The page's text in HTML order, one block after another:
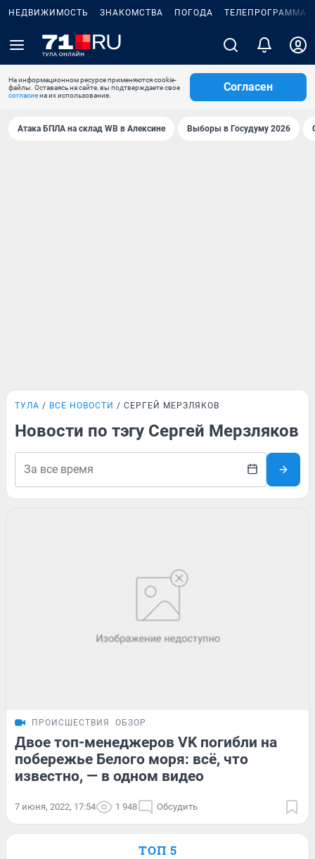
НЕДВИЖИМОСТЬ ЗНАКОМСТВА ПОГОДА ТЕЛЕПРОГРАММА
На информационном ресурсе применяются cookie-
файлы. Оставаясь на сайте, вы подтверждаете свое
согласиена их использование.
Согласен
Атака БПЛА на склад WB в Алексине Выборы в Госудуму 2026
ТУЛА ВСЕ НОВОСТИ СЕРГЕЙ МЕРЗЛЯКОВ
Новости по тэгу Сергей Мерзляков
ПРОИСШЕСТВИЯ ОБЗОР
Двое топ-менеджеров VK погибли на
побережье Белого моря: всё, что
известно, — в одном видео
7 июня, 2022, 17:54 1 948 Обсудить
ТОП 5